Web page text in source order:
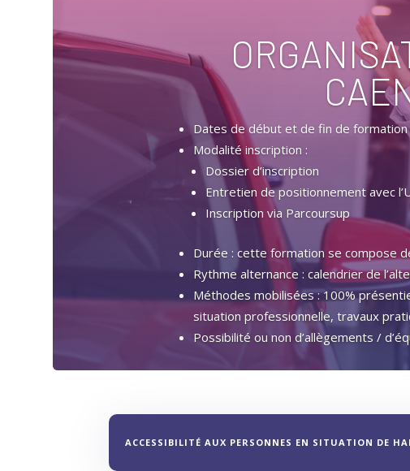
Dates de début et de fin de formation
Modalité inscription :
Dossier d’inscription
Entretien de positionnement avec
Inscription via Parcoursup
Durée : cette formation se compose
Rythme alternance : calendrier de
Méthodes mobilisées : 100%
situation professionnelle, travaux
Possibilité ou non d’allègements /
ACCESSIBILITÉ AUX PERSONNES EN SITUATION DE